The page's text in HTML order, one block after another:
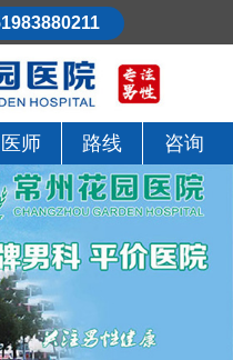
医师 路线 咨询